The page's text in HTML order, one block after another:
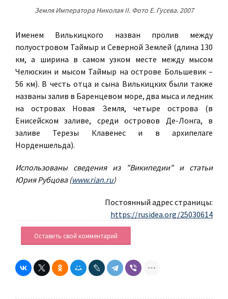
Земля Императора Николая II. Фото Е. Гусева. 2007
Именем Вилькицкого назван пролив между
полуостровом Таймыр и Северной Землей (длина 130
км, а ширина в самом узком месте между мысом
Челюскин и мысом Таймыр на острове Большевик –
56 км). В честь отца и сына Вилькицких были также
названы залив в Баренцевом море, два мыса и ледник
на островах Новая Земля, четыре острова (в
Енисейском заливе, среди островов Де-Лонга, в
заливе Терезы Клавенес и в архипелаге
Норденшельда).
Использованы сведения из "Википедии" и статьи
Юрия Рубцова (www.rian.ru)
Постоянный адрес страницы:
https://rusidea.org/25030614
Оставить свой комментарий